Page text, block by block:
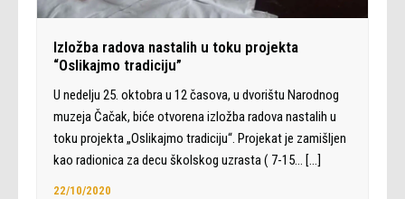
Izložba radova nastalih u toku projekta
“Oslikajmo tradiciju”
U nedelju 25. oktobra u 12 časova, u dvorištu Narodnog
muzeja Čačak, biće otvorena izložba radova nastalih u
toku projekta „Oslikajmo tradiciju“. Projekat je zamišljen
kao radionica za decu školskog uzrasta ( 7-15… […]
22/10/2020